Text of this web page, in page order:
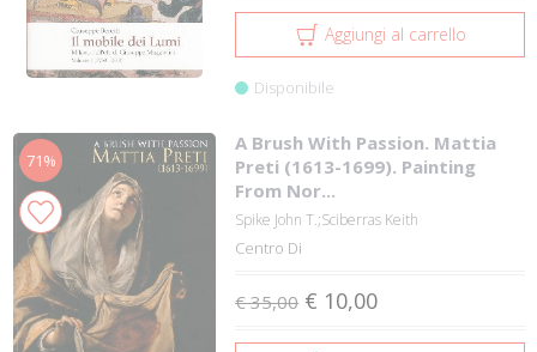
Aggiungi al carrello
Disponibile
71%
A Brush With Passion. Mattia
Preti (1613-1699). Painting
From Nor...
Spike John T.;Sciberras Keith
Centro Di
€ 35,00 € 10,00